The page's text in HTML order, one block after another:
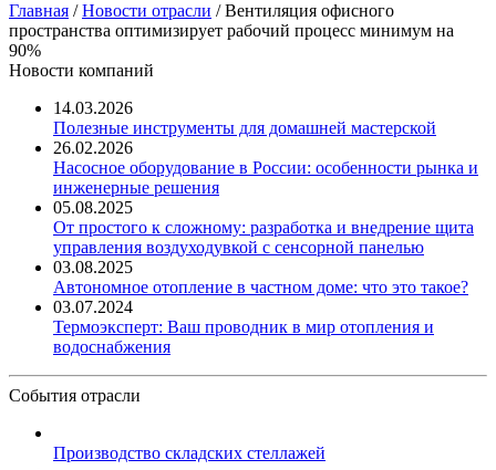
Главная /Новости отрасли /Вентиляция офисного
пространства оптимизирует рабочий процесс минимум на
90%
Новости компаний
14.03.2026
Полезные инструменты для домашней мастерской
26.02.2026
Насосное оборудование в России: особенности рынка и
инженерные решения
05.08.2025
От простого к сложному: разработка и внедрение щита
управления воздуходувкой с сенсорной панелью
03.08.2025
Автономное отопление в частном доме: что это такое?
03.07.2024
Термоэксперт: Ваш проводник в мир отопления и
водоснабжения
События отрасли
Производство складских стеллажей